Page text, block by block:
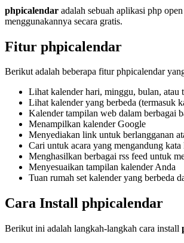
phpicalendar adalah sebuah aplikasi php
menggunakannya secara gratis.
Fitur phpicalendar
Berikut adalah beberapa fitur phpicalendar
Lihat kalender hari, minggu, bulan, atau
Lihat kalender yang berbeda (termasuk
Kalender tampilan web dalam berbagai
Menampilkan kalender Google
Menyediakan link untuk berlangganan
Cari untuk acara yang mengandung
Menghasilkan berbagai rss feed untuk
Menyesuaikan tampilan kalender Anda
Tuan rumah set kalender yang berbeda
Cara Install phpicalendar
Berikut ini adalah langkah-langkah cara install